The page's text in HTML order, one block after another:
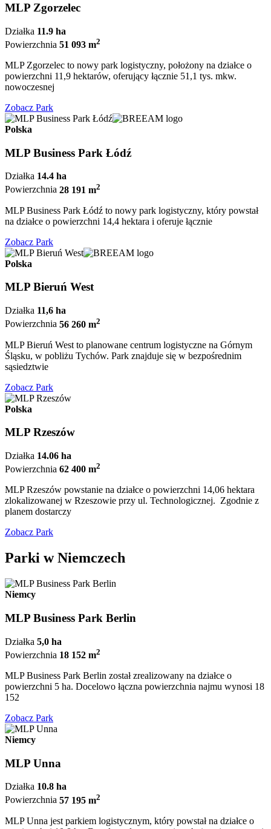
MLP Zgorzelec
Działka 11.9 ha
Powierzchnia 51 093 m2
MLP Zgorzelec to nowy park logistyczny, położony na działce o
powierzchni 11,9 hektarów, oferujący łącznie 51,1 tys. mkw.
nowoczesnej
Zobacz Park
Polska
MLP Business Park Łódź
Działka 14.4 ha
Powierzchnia 28 191 m2
MLP Business Park Łódź to nowy park logistyczny, który powstał
na działce o powierzchni 14,4 hektara i oferuje łącznie
Zobacz Park
Polska
MLP Bieruń West
Działka 11,6 ha
Powierzchnia 56 260 m2
MLP Bieruń West to planowane centrum logistyczne na Górnym
Śląsku, w pobliżu Tychów. Park znajduje się w bezpośrednim
sąsiedztwie
Zobacz Park
Polska
MLP Rzeszów
Działka 14.06 ha
Powierzchnia 62 400 m2
MLP Rzeszów powstanie na działce o powierzchni 14,06 hektara
zlokalizowanej w Rzeszowie przy ul. Technologicznej. Zgodnie z
planem dostarczy
Zobacz Park
Parki w Niemczech
Niemcy
MLP Business Park Berlin
Działka 5,0 ha
Powierzchnia 18 152 m2
MLP Business Park Berlin został zrealizowany na działce o
powierzchni 5 ha. Docelowo łączna powierzchnia najmu wynosi 18
152
Zobacz Park
Niemcy
MLP Unna
Działka 10.8 ha
Powierzchnia 57 195 m2
MLP Unna jest parkiem logistycznym, który powstał na działce o